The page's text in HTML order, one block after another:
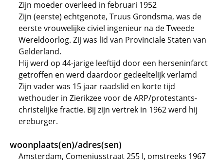
Zijn moeder overleed in februari 1952
Zijn (eerste) echtgenote, Truus Grondsma, was de
eerste vrouwelijke civiel ingenieur na de Tweede
Wereldoorlog. Zij was lid van Provinciale Staten van
Gelderland.
Hij werd op 44-jarige leeftijd door een herseninfarct
getroffen en werd daardoor gedeeltelijk verlamd
Zijn vader was 15 jaar raadslid en korte tijd
wethouder in Zierikzee voor de ARP/protestants-
christelijke fractie. Bij zijn vertrek in 1962 werd hij
ereburger.
woonplaats(en)/adres(sen)
Amsterdam, Comeniusstraat 255 I, omstreeks 1967